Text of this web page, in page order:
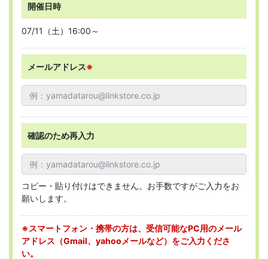
開催日時
07/11（土）16:00～
メールアドレス※
確認のため再入力
コピー・貼り付けはできません。お手数ですがご入力をお
願いします。
※スマートフォン・携帯の方は、受信可能なPC用のメール
アドレス（Gmail、yahooメールなど）をご入力くださ
い。